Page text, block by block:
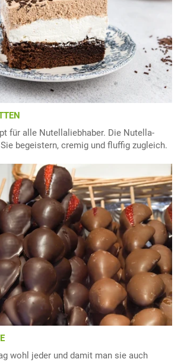
für alle Nutellaliebhaber. Die Nutella-
begeistern, cremig und fluffig zugleich.
wohl jeder und damit man sie auch